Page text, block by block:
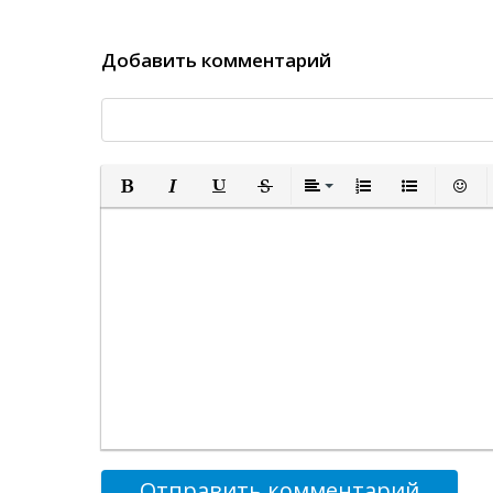
Добавить комментарий
Полужирный
КурсивПодчеркнутый
ЗачеркнутыйВыравнивание
Нумерованный